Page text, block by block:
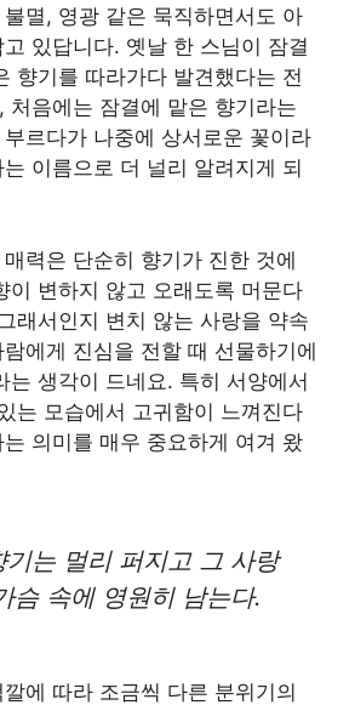
멸, 영광 같은 묵직하면서도 아
있답니다. 옛날 한 스님이 잠결
향기를 따라가다 발견했다는 전
처음에는 잠결에 맡은 향기라는
르다가 나중에 상서로운 꽃이라
이름으로 더 널리 알려지게 되
력은 단순히 향기가 진한 것에
이 변하지 않고 오래도록 머문다
래서인지 변치 않는 사랑을 약속
에게 진심을 전할 때 선물하기에
는 생각이 드네요. 특히 서양에서
는 모습에서 고귀함이 느껴진다
의미를 매우 중요하게 여겨 왔
기는 멀리 퍼지고 그 사랑
슴 속에 영원히 남는다.
에 따라 조금씩 다른 분위기의